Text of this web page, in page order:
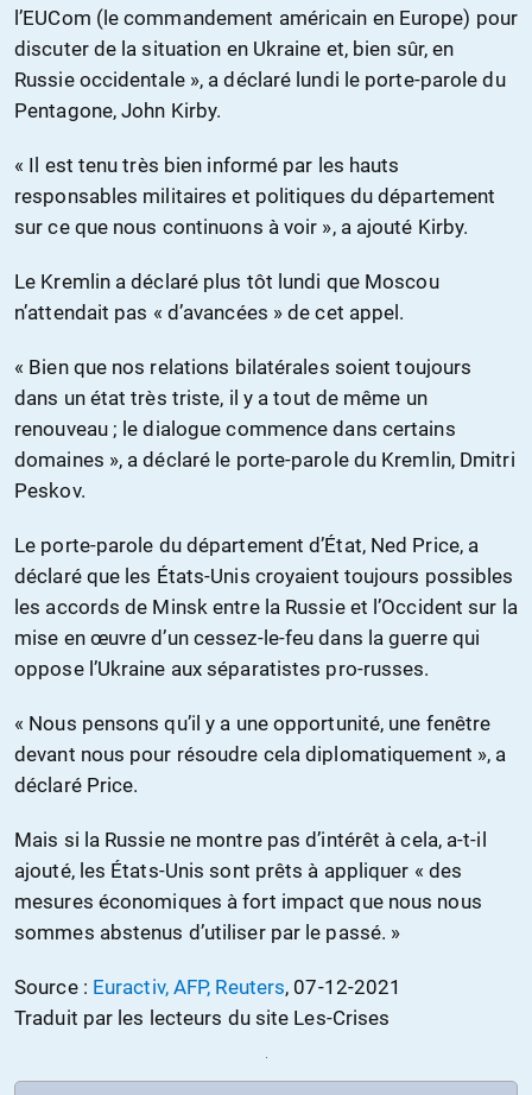
l’EUCom (le commandement américain en Europe) pour
discuter de la situation en Ukraine et, bien sûr, en
Russie occidentale », a déclaré lundi le porte-parole du
Pentagone, John Kirby.
« Il est tenu très bien informé par les hauts
responsables militaires et politiques du département
sur ce que nous continuons à voir », a ajouté Kirby.
Le Kremlin a déclaré plus tôt lundi que Moscou
n’attendait pas « d’avancées » de cet appel.
« Bien que nos relations bilatérales soient toujours
dans un état très triste, il y a tout de même un
renouveau ; le dialogue commence dans certains
domaines », a déclaré le porte-parole du Kremlin, Dmitri
Peskov.
Le porte-parole du département d’État, Ned Price, a
déclaré que les États-Unis croyaient toujours possibles
les accords de Minsk entre la Russie et l’Occident sur la
mise en œuvre d’un cessez-le-feu dans la guerre qui
oppose l’Ukraine aux séparatistes pro-russes.
« Nous pensons qu’il y a une opportunité, une fenêtre
devant nous pour résoudre cela diplomatiquement », a
déclaré Price.
Mais si la Russie ne montre pas d’intérêt à cela, a-t-il
ajouté, les États-Unis sont prêts à appliquer « des
mesures économiques à fort impact que nous nous
sommes abstenus d’utiliser par le passé. »
Source : Euractiv, AFP, Reuters, 07-12-2021
Traduit par les lecteurs du site Les-Crises